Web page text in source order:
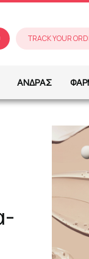
TRACK YOUR
ΑΝΔΡΑΣ